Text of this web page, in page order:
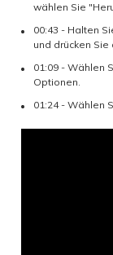
wählen Sie
00:43 - Halten
und drücken Sie
01:09 - Wählen
Optionen.
01:24 - Wählen